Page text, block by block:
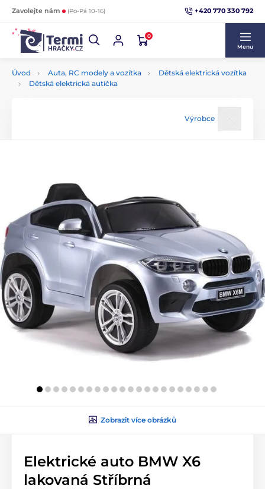
Zavolejte nám (Po-Pá 10-16) +420 770 330 792
0
Menu
Úvod Auta, RC modely a vozítka
Dětská elektrická vozítka
Dětská elektrická autíčka
Výrobce
Zobrazit více obrázků
Elektrické auto BMW X6
lakovaná Stříbrná